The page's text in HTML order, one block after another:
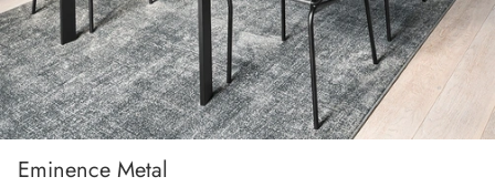
Eminence Metal